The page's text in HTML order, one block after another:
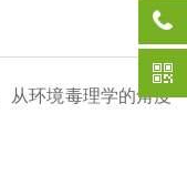
从环境毒理学的角度